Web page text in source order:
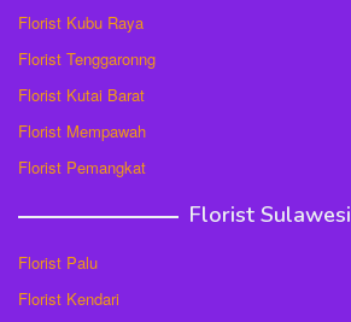
Florist Kubu Raya
Florist Tenggaronng
Florist Kutai Barat
Florist Mempawah
Florist Pemangkat
Florist Sulawesi
Florist Palu
Florist Kendari